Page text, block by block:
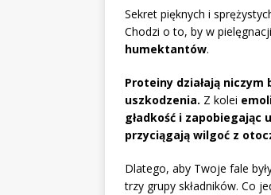
Sekret pięknych i
Chodzi o to, by w
humektantów.
Proteiny działają
uszkodzenia. Z kolei
gładkość i zapobiegając
przyciągają wilgoć z
Dlatego, aby Twoje fale
trzy grupy składników. Co